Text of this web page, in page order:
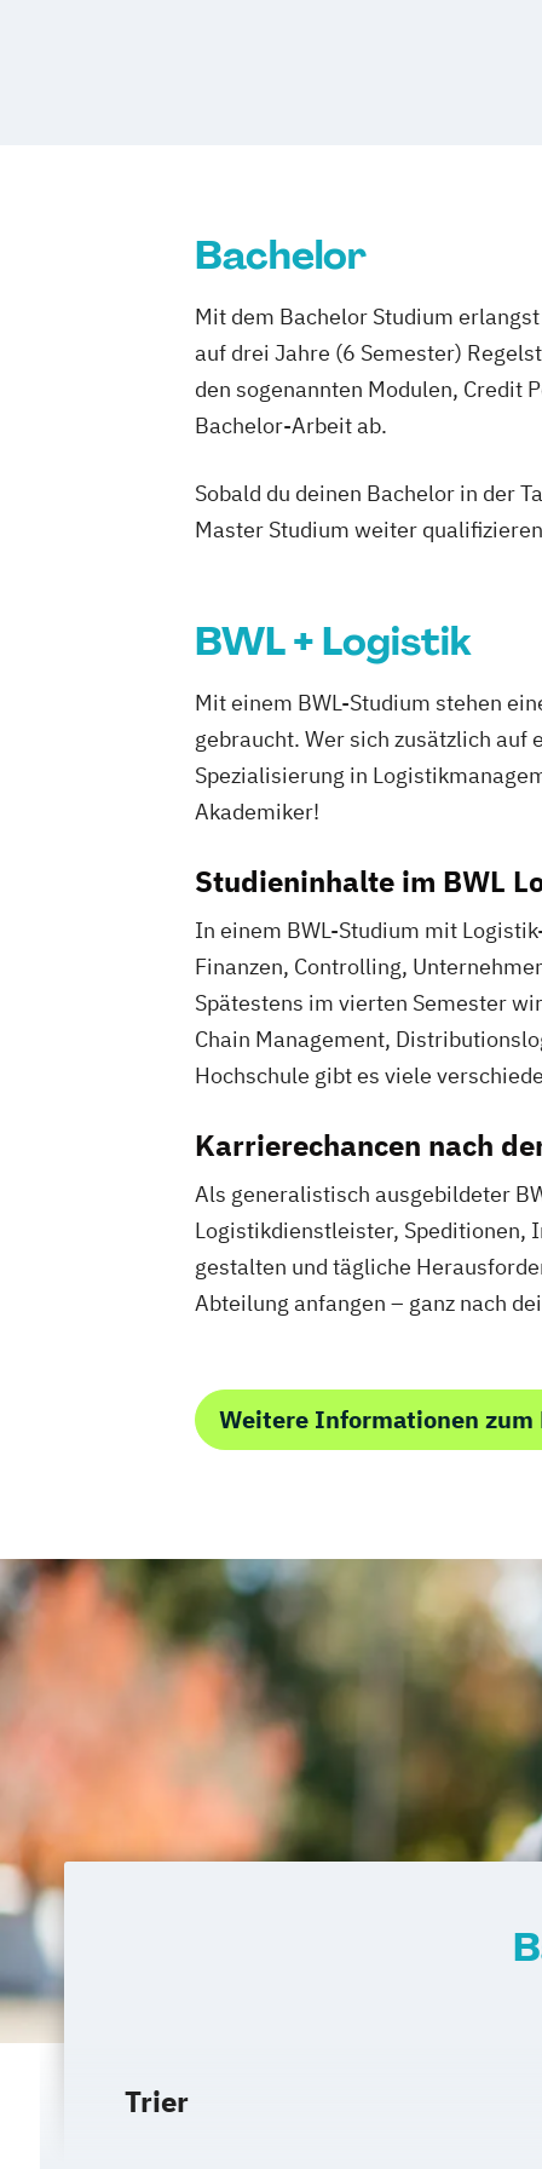
Bachelor
Mit dem Bachelor Studium
auf drei Jahre (6 Semester)
den sogenannten Modulen, Credit
Bachelor-Arbeit ab.
Sobald du deinen Bachelor in der
Master Studium weiter
BWL + Logistik
Mit einem BWL-Studium stehen
gebraucht. Wer sich zusätzlich
Spezialisierung in
Akademiker!
Studieninhalte im BWL
In einem BWL-Studium mit
Finanzen, Controlling,
Spätestens im vierten Semester
Chain Management,
Hochschule gibt es viele
Karrierechancen nach
Als generalistisch ausgebildeter
Logistikdienstleister, Speditionen,
gestalten und tägliche
Abteilung anfangen – ganz nach
Weitere Informationen zum
Trier